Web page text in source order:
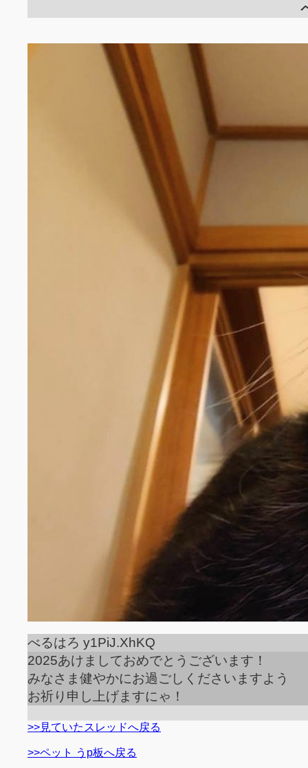
べるはろ y1PiJ.XhKQ
2025あけましておめでとうございます！
みなさま健やかにお過ごしくださいますよう
お祈り申し上げますにゃ！
>>見ていたスレッドへ戻る
>>ペット うp板へ戻る